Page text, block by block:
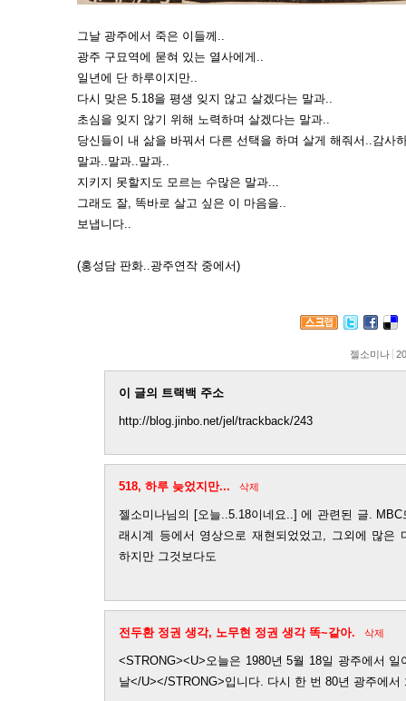
그날 광주에서 죽은 이들께..
광주 구묘역에 묻혀 있는 열사에게..
일년에 단 하루이지만..
다시 맞은 5.18을 평생 잊지 않고 살겠다는 말과..
초심을 잊지 않기 위해 노력하며 살겠다는 말과..
당신들이 내 삶을 바꿔서 다른 선택을 하며 살게 해줘서..감사
말과..말과..말과..
지키지 못할지도 모르는 수많은 말과...
그래도 잘, 똑바로 살고 싶은 이 마음을..
보냅니다..
(홍성담 판화..광주연작 중에서)
젤소미나
이 글의 트랙백 주소
http://blog.jinbo.net/jel/trackback/243
518, 하루 늦었지만... 삭제
젤소미나님의 [오늘..5.18이네요..] 에 관련된 글.
래시계 등에서 영상으로 재현되었었고, 그외에 많은
하지만 그것보다도
전두환 정권 생각, 노무현 정권 생각 똑~같아. 삭제
<STRONG><U>오늘은 1980년 5월 18일 광주에서
날</U></STRONG>입니다. 다시 한 번 80년 광주에서